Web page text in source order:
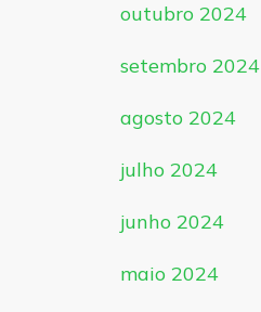
outubro 2024
setembro 2024
agosto 2024
julho 2024
junho 2024
maio 2024